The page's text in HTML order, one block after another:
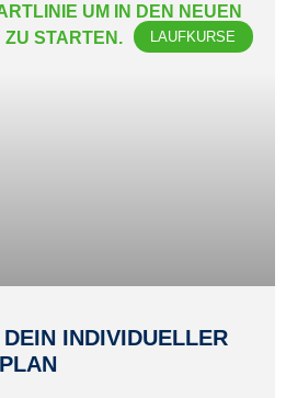
LAUFKURSE
INDIVIDUELLER